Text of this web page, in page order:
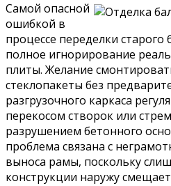
Самой опасной
ошибкой в
процессе переделки старого
полное игнорирование
плиты. Желание
стеклопакеты без
разгрузочного каркаса
перекосом створок или
разрушением бетонного
проблема связана с
выноса рамы, поскольку
конструкции наружу